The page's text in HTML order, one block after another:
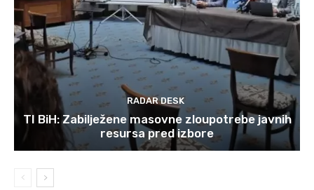
RADAR DESK
TI BiH: Zabilježene masovne zloupotrebe javnih
resursa pred izbore